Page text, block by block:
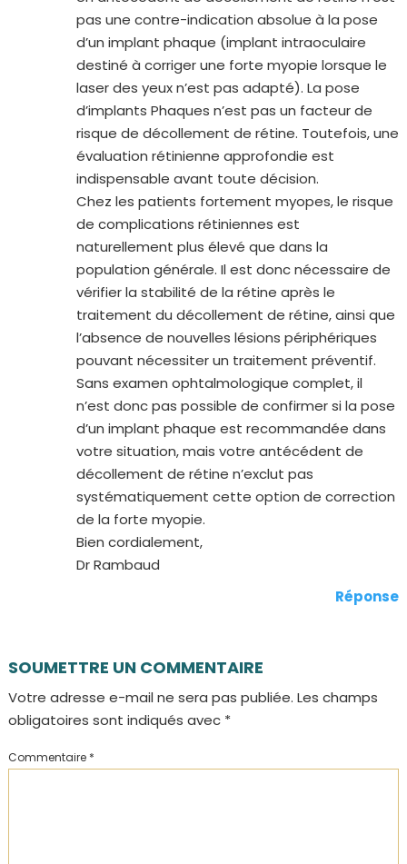
pas une contre-indication absolue à la pose
d’un implant phaque (implant intraoculaire
destiné à corriger une forte myopie lorsque le
laser des yeux n’est pas adapté). La pose
d’implants Phaques n’est pas un facteur de
risque de décollement de rétine. Toutefois, une
évaluation rétinienne approfondie est
indispensable avant toute décision.
Chez les patients fortement myopes, le risque
de complications rétiniennes est
naturellement plus élevé que dans la
population générale. Il est donc nécessaire de
vérifier la stabilité de la rétine après le
traitement du décollement de rétine, ainsi que
l’absence de nouvelles lésions périphériques
pouvant nécessiter un traitement préventif.
Sans examen ophtalmologique complet, il
n’est donc pas possible de confirmer si la pose
d’un implant phaque est recommandée dans
votre situation, mais votre antécédent de
décollement de rétine n’exclut pas
systématiquement cette option de correction
de la forte myopie.
Bien cordialement,
Dr Rambaud
Réponse
SOUMETTRE UN COMMENTAIRE
Votre adresse e-mail ne sera pas publiée. Les champs
obligatoires sont indiqués avec *
Commentaire *